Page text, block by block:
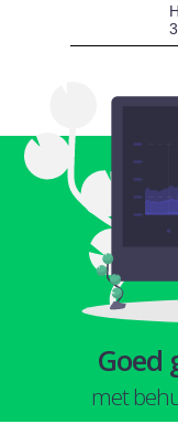
Goed
met